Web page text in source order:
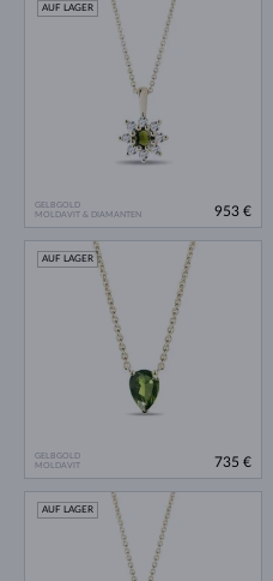
GELBGOLD
MOLDAVIT & DIAMANTEN
AUF LAGER
953 €
GELBGOLD
MOLDAVIT
AUF LAGER
735 €
AUF LAGER